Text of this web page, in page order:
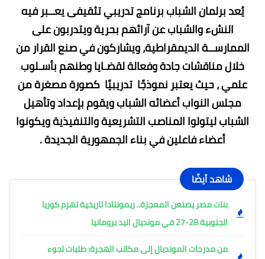
يُعد برلمان الشباب برنامج تدريبي تثقيفى يعــبر فيه
النشء والشباب عن آرائهم بحرية ويتدربون على
الممارســة الديمقراطية، ويشاركون في صنع القرار من
خلال مناقشات جادة وفعالة لقضـايا وطنهم بأسـلوب
علمي ، حيث يعتبر نموذجًا تدريبيًا كصورة مصغرة من
مجلس النواب أعضائه الشباب ويقوم بإعداد وتأهيل
الشباب ليتولوا المناصب التشريعية والتنفيذية ويكونوا
أعضاء فاعلين في بناء الجمهورية الجديدة .
شاهد أيضًا
بنات مصر يصنعن المعجزة.. ريمونتادا تاريخية تهزم كوريا
الجنوبية 28-27 في مونديال اليد برومانيا
من مدرجات المونديال إلى مكاتب الهجرة: طلبات لجوء